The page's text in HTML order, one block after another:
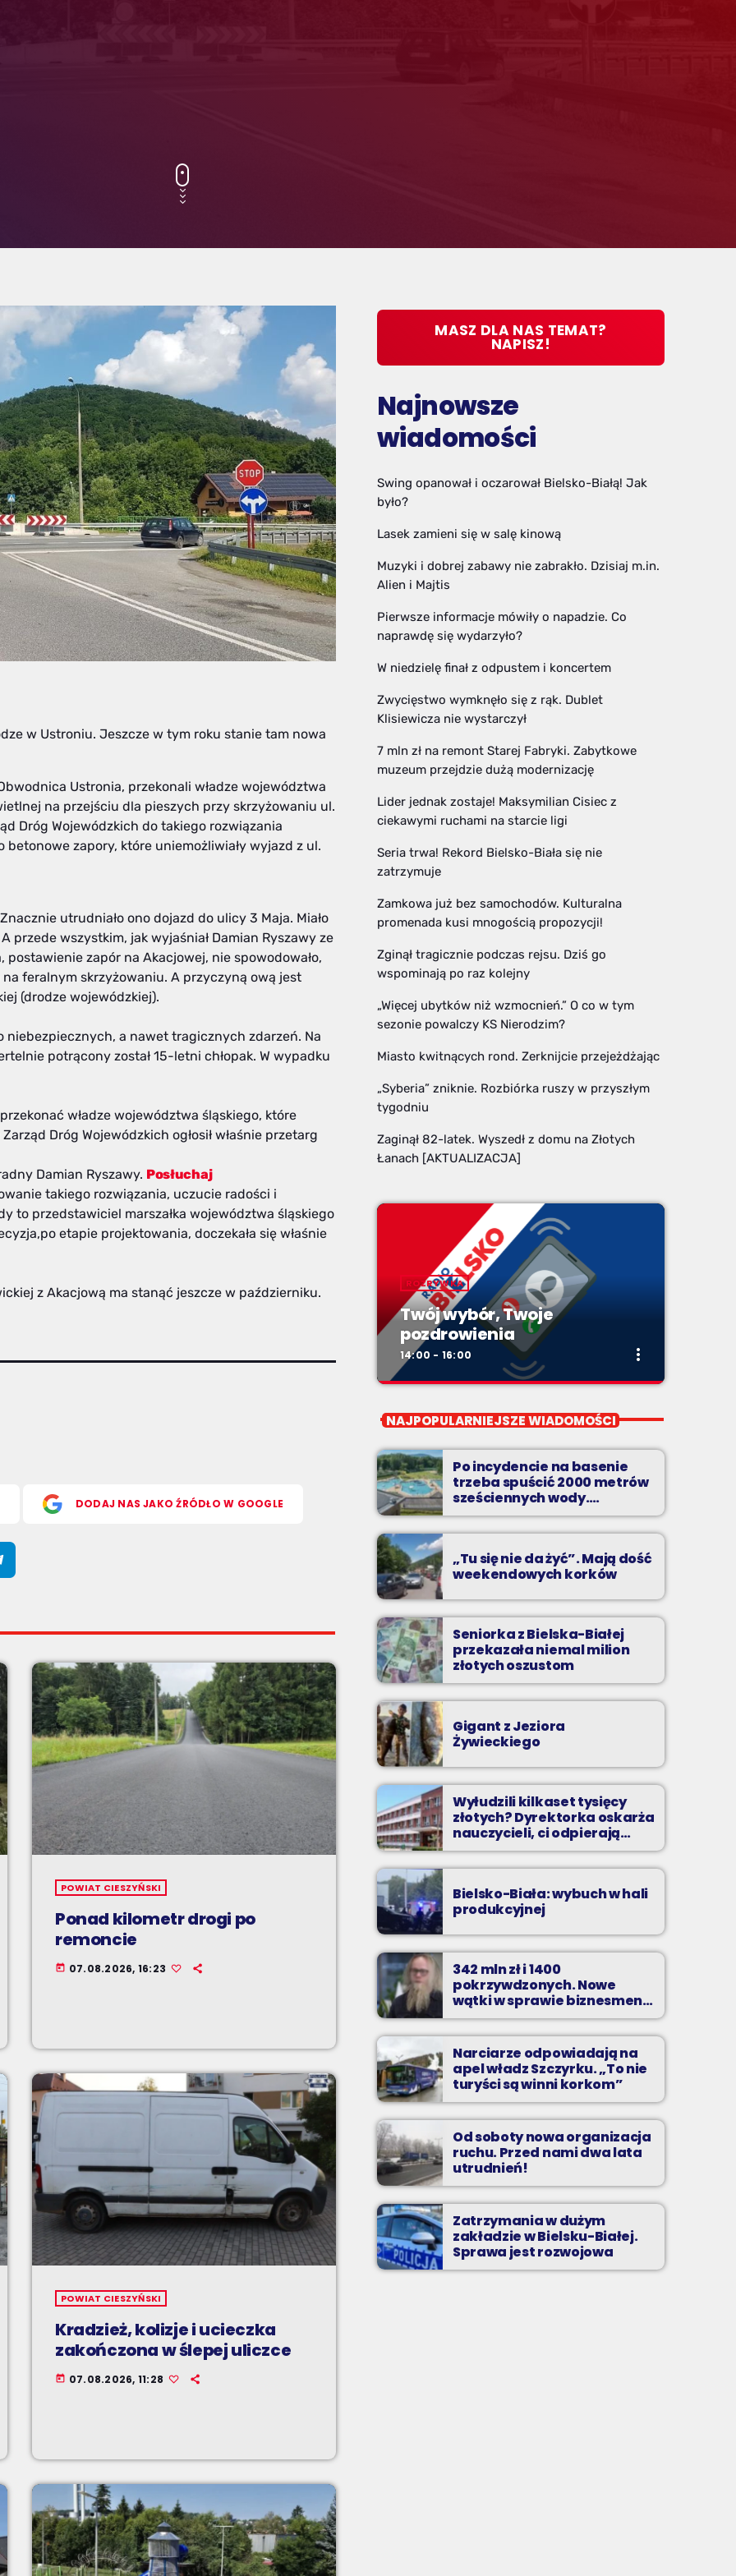
w Ustroniu. Jeszcze w tym roku stanie tam nowa
Ustronia, przekonali władze województwa
na przejściu dla pieszych przy skrzyżowaniu ul.
Dróg Wojewódzkich do takiego rozwiązania
zapory, które uniemożliwiały wyjazd z ul.
utrudniało ono dojazd do ulicy 3 Maja. Miało
przede wszystkim, jak wyjaśniał Damian Ryszawy ze
zapór na Akacjowej, nie spowodowało,
feralnym skrzyżowaniu. A przyczyną ową jest
(drodze wojewódzkiej).
niebezpiecznych, a nawet tragicznych zdarzeń. Na
potrącony został 15-letni chłopak. W wypadku
władze województwa śląskiego, które
Dróg Wojewódzkich ogłosił właśnie przetarg
Damian Ryszawy. Posłuchaj
takiego rozwiązania, uczucie radości i
to przedstawiciel marszałka województwa śląskiego
etapie projektowania, doczekała się właśnie
z Akacjową ma stanąć jeszcze w październiku.
DODAJ NAS JAKO ŹRÓDŁO W GOOGLE
POWIAT CIESZYŃSKI
Ponad kilometr drogi po
remoncie
today 07.08.2026, 16:23
POWIAT CIESZYŃSKI
Kradzież, kolizje i ucieczka
zakończona w ślepej uliczce
today 07.08.2026, 11:28
MASZ DLA NAS TEMAT?
NAPISZ!
Najnowsze
wiadomości
Swing opanował i oczarował Bielsko-Białą! Jak
było?
Lasek zamieni się w salę kinową
Muzyki i dobrej zabawy nie zabrakło. Dzisiaj m.in.
Alien i Majtis
Pierwsze informacje mówiły o napadzie. Co
naprawdę się wydarzyło?
W niedzielę finał z odpustem i koncertem
Zwycięstwo wymknęło się z rąk. Dublet
Klisiewicza nie wystarczył
7 mln zł na remont Starej Fabryki. Zabytkowe
muzeum przejdzie dużą modernizację
Lider jednak zostaje! Maksymilian Cisiec z
ciekawymi ruchami na starcie ligi
Seria trwa! Rekord Bielsko-Biała się nie
zatrzymuje
Zamkowa już bez samochodów. Kulturalna
promenada kusi mnogością propozycji!
Zginął tragicznie podczas rejsu. Dziś go
wspominają po raz kolejny
„Więcej ubytków niż wzmocnień.” O co w tym
sezonie powalczy KS Nierodzim?
Miasto kwitnących rond. Zerknijcie przejeżdżając
„Syberia” zniknie. Rozbiórka ruszy w przyszłym
tygodniu
Zaginął 82-latek. Wyszedł z domu na Złotych
Łanach [AKTUALIZACJA]
ROZRYWKA
Twój wybór, Twoje
pozdrowienia
14:00 - 16:00 more_vert
Twój wybór, Twoje
Niedziele od 14 do 16
Zadzwoń do nas, wybierz jedną z dwóch
muzycznych propozycji i pozdrów bliskich na
żywo w Radiu BIELSKO.
NAJPOPULARNIEJSZE WIADOMOŚCI
Po incydencie na basenie
trzeba spuścić 2000 metrów
sześciennych wody.
„Ogromne koszty i ogromna
praca”
„Tu się nie da żyć”. Mają dość
weekendowych korków
Seniorka z Bielska-Białej
przekazała niemal milion
złotych oszustom
Gigant z Jeziora
Żywieckiego
Wyłudzili kilkaset tysięcy
złotych? Dyrektorka oskarża
nauczycieli, ci odpierają
zarzuty
Bielsko-Biała: wybuch w hali
produkcyjnej
342 mln zł i 1400
pokrzywdzonych. Nowe
wątki w sprawie biznesmena
z Bielska-Białej
Narciarze odpowiadają na
apel władz Szczyrku. „To nie
turyści są winni korkom”
Od soboty nowa organizacja
ruchu. Przed nami dwa lata
utrudnień!
Zatrzymania w dużym
zakładzie w Bielsku-Białej.
Sprawa jest rozwojowa